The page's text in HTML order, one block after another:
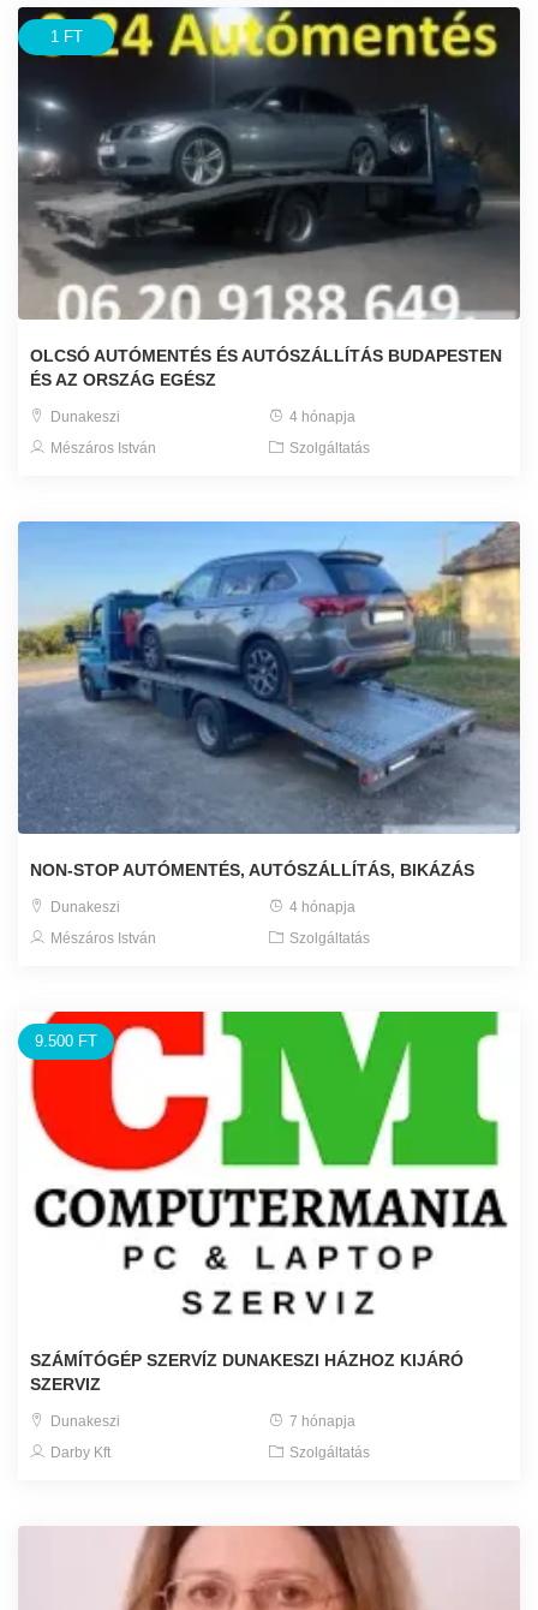
1 FT
OLCSÓ AUTÓMENTÉS ÉS AUTÓSZÁLLÍTÁS BUDAPESTEN
ÉS AZ ORSZÁG EGÉSZ
Dunakeszi
4 hónapja
Mészáros István
Szolgáltatás
NON-STOP AUTÓMENTÉS, AUTÓSZÁLLÍTÁS, BIKÁZÁS
Dunakeszi
4 hónapja
Mészáros István
Szolgáltatás
9.500 FT
SZÁMÍTÓGÉP SZERVÍZ DUNAKESZI HÁZHOZ KIJÁRÓ
SZERVIZ
Dunakeszi
7 hónapja
Darby Kft
Szolgáltatás